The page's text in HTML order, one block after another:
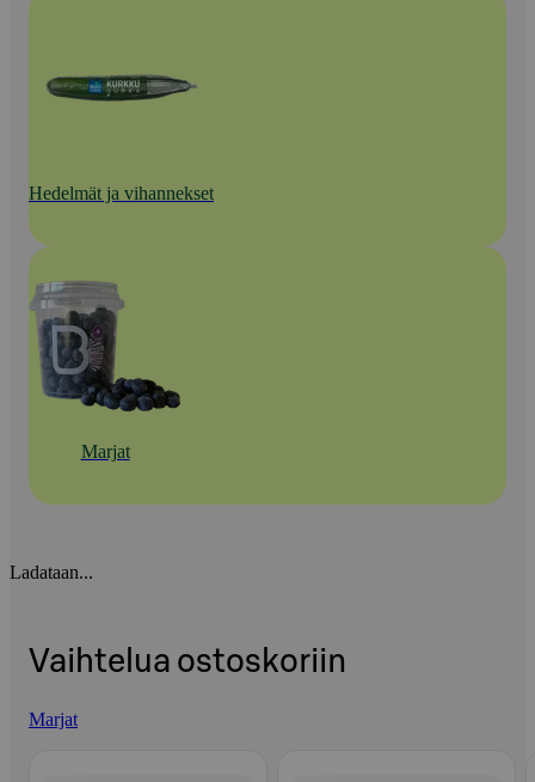
Hedelmät ja vihannekset
Marjat
Ladataan...
Vaihtelua ostoskoriin
Marjat